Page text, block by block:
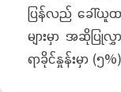
ပြန်လည် ခေါ်ယူထ
များမှာ အဆိုပြုလွှ
ရာခိုင်နှုန်းမှာ (၅